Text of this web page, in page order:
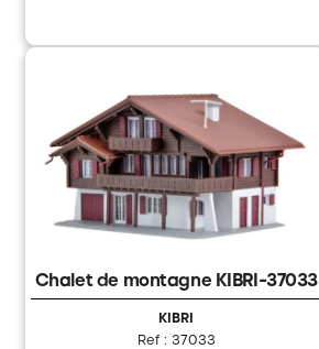
Chalet de montagne KIBRI-37033
KIBRI
Ref : 37033